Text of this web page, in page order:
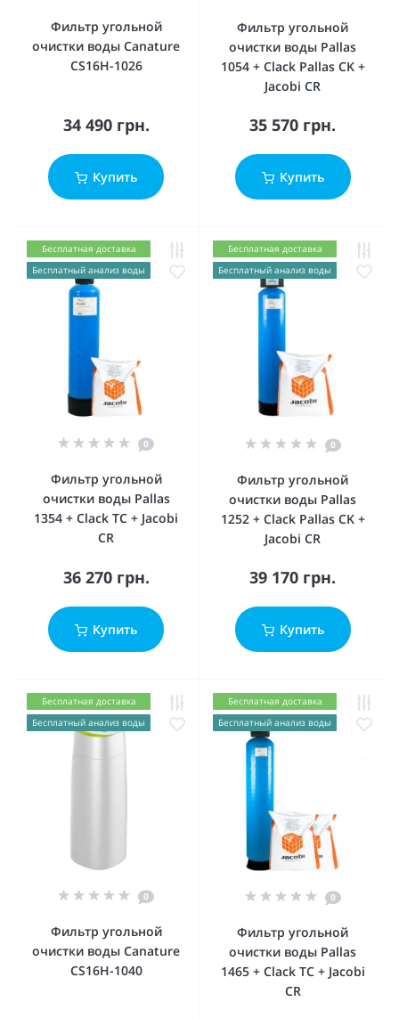
Фильтр угольной
очистки воды Canature
CS16H-1026
34 490 грн.
Купить
Фильтр угольной
очистки воды Pallas
1054 + Сlack Pallas CK +
Jacobi CR
35 570 грн.
Купить
Бесплатная доставка
Бесплатный анализ воды
0
Фильтр угольной
очистки воды Pallas
1354 + Clack ТC + Jacobi
CR
36 270 грн.
Купить
Бесплатная доставка
Бесплатный анализ воды
0
Фильтр угольной
очистки воды Pallas
1252 + Сlack Pallas CK +
Jacobi CR
39 170 грн.
Купить
Бесплатная доставка
Бесплатный анализ воды
0
Фильтр угольной
очистки воды Canature
CS16H-1040
Бесплатная доставка
Бесплатный анализ воды
0
Фильтр угольной
очистки воды Pallas
1465 + Clack ТC + Jacobi
CR